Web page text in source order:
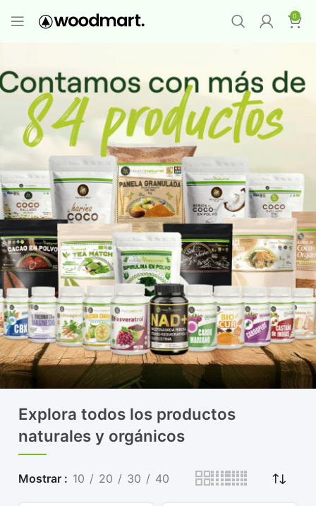
0
Explora todos los productos
naturales y orgánicos
Mostrar 10 20 30 40
Premium-Compra 12 unidades y llévate 1
GRATIS ¡LO QUIERO YA